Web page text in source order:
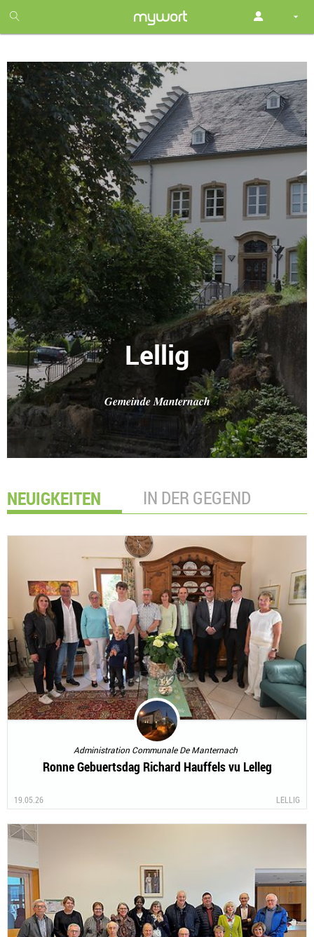
month
free
Lellig
Gemeinde Manternach
NEUIGKEITEN IN DER GEGEND
Administration Communale De Manternach
Ronne Gebuertsdag Richard Hauffels vu Lelleg
19.05.26 LELLIG